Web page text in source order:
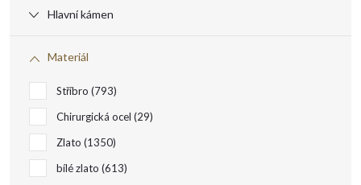
Hlavní kámen
Materiál
Stříbro 793
Chirurgická ocel 29
Zlato 1350
bílé zlato 613